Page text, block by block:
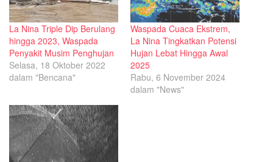
La Nina Triple Dip Berulang
hingga 2023, Waspada
Penyakit Musim Penghujan
Selasa, 18 Oktober 2022
dalam "Bencana"
Waspada Cuaca Ekstrem,
La Nina Tingkatkan Potensi
Hujan Lebat Hingga Awal
2025
Rabu, 6 November 2024
dalam "News"